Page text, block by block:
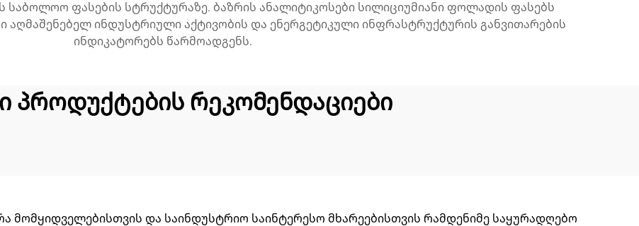
საბოლოო ფასების სტრუქტურაზე. ბაზრის ანალიტიკოსები სილიციუმიანი ფოლადის ფასებს
აღმაშენებელ ინდუსტრიული აქტივობის და ენერგეტიკული ინფრასტრუქტურის განვითარების
ინდიკატორებს წარმოადგენს.
პროდუქტების რეკომენდაციები
მომყიდველებისთვის და საინდუსტრიო საინტერესო მხარეებისთვის რამდენიმე საყურადღებო